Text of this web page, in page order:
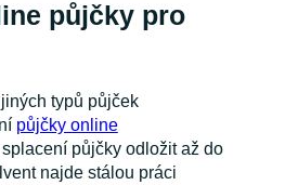
půjčky pro
typů půjček
půjčky online
půjčky odložit až do
najde stálou práci